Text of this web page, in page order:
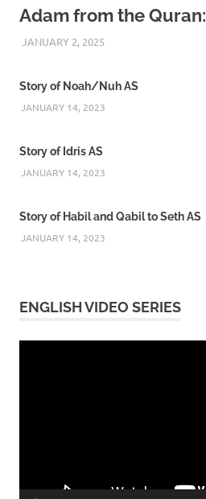
Adam from the Quran:
JANUARY 2, 2025REZWAN MAHBUB
Story of Noah/Nuh AS
JANUARY 14, 2023
Story of Idris AS
JANUARY 14, 2023
Story of Habil and Qabil to Seth AS
JANUARY 14, 2023
ENGLISH VIDEO SERIES